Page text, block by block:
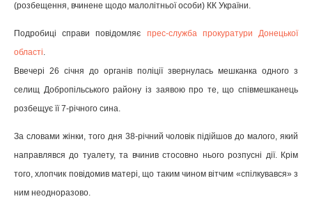
(розбещення, вчинене щодо малолітньої особи) КК України.
Подробиці справи повідомляє прес-служба прокуратури Донецької
області.
Ввечері 26 січня до органів поліції звернулась мешканка одного з
селищ Добропільського району із заявою про те, що співмешканець
розбещує її 7-річного сина.
За словами жінки, того дня 38-річний чоловік підійшов до малого, який
направлявся до туалету, та вчинив стосовно нього розпусні дії. Крім
того, хлопчик повідомив матері, що таким чином вітчим «спілкувався» з
ним неодноразово.